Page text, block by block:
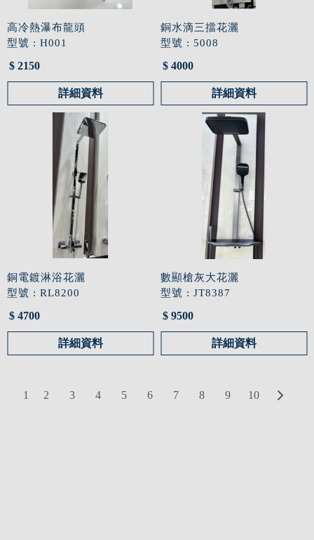
高冷熱瀑布龍頭
型號 : H001
$ 2150
詳細資料
銅水滴三擋花灑
型號 : 5008
$ 4000
詳細資料
銅電鍍淋浴花灑
型號 : RL8200
$ 4700
詳細資料
數顯槍灰大花灑
型號 : JT8387
$ 9500
詳細資料
1 2 3 4 5 6 7 8 9 10